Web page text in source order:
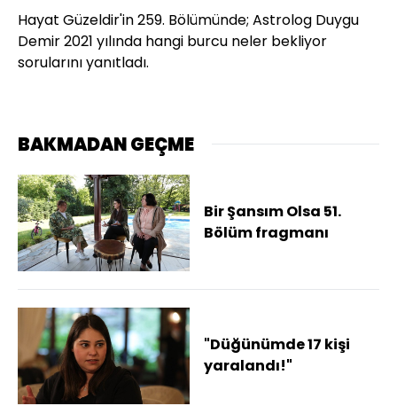
Hayat Güzeldir'in 259. Bölümünde; Astrolog Duygu
Demir 2021 yılında hangi burcu neler bekliyor
sorularını yanıtladı.
BAKMADAN GEÇME
Bir Şansım Olsa 51.
Bölüm fragmanı
"Düğünümde 17 kişi
yaralandı!"